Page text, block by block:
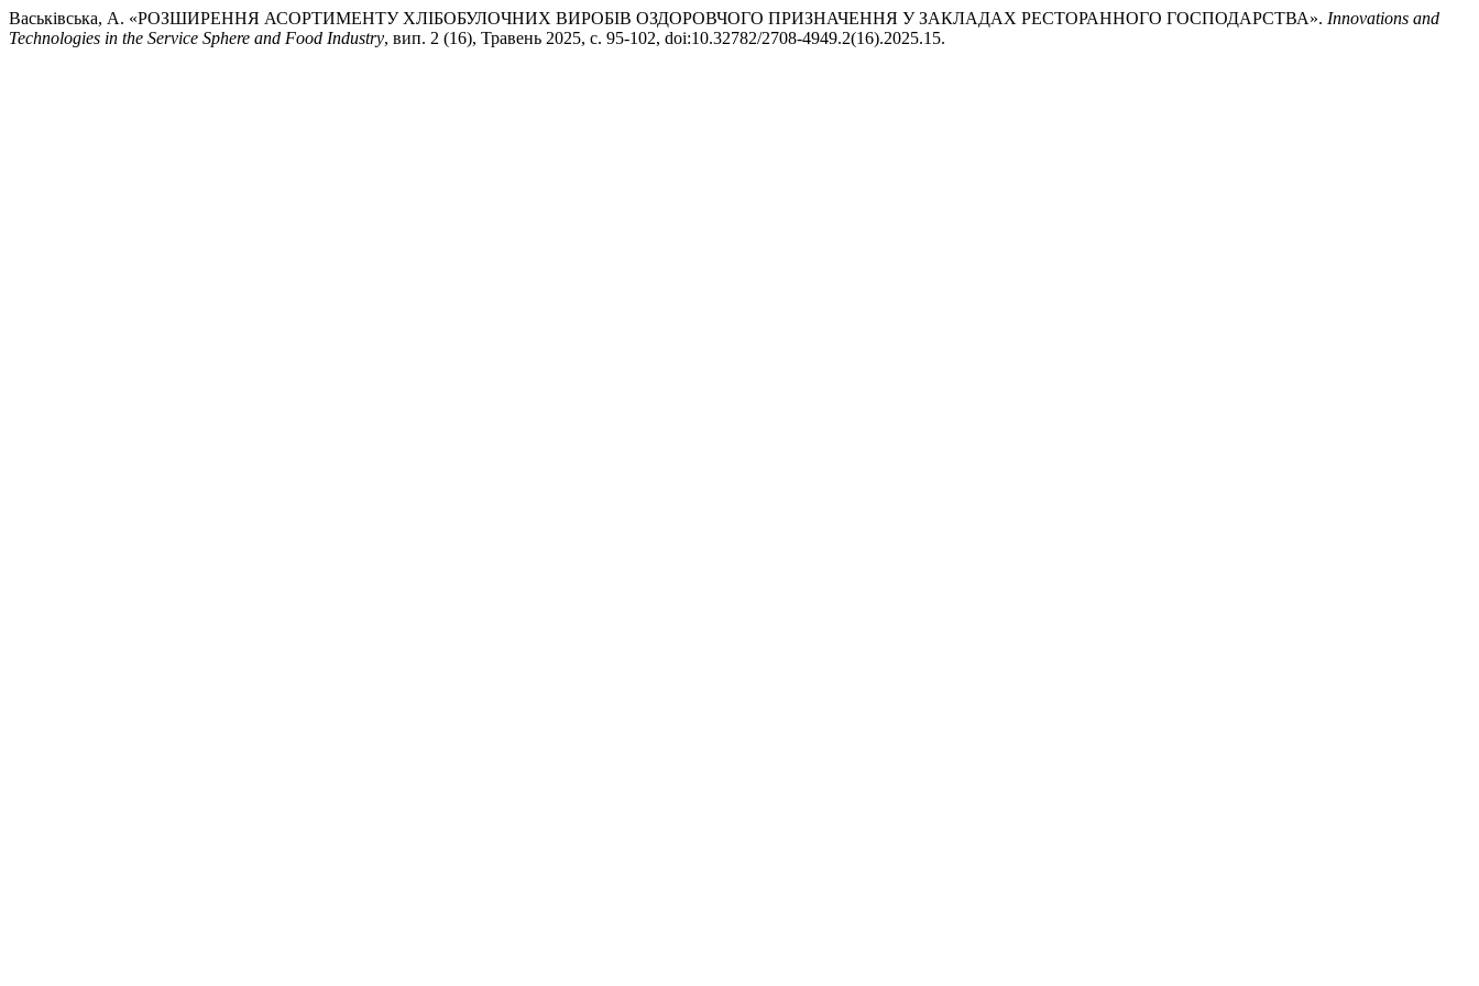
Васьківська, А. «РОЗШИРЕННЯ АСОРТИМЕНТУ ХЛІБОБУЛОЧНИХ ВИРОБІВ ОЗДОРОВЧОГО ПРИЗНАЧЕННЯ У ЗАКЛАДАХ РЕСТОРАННОГО ГОСПОДАРСТВА». Innovations and
Technologies in the Service Sphere and Food Industry, вип. 2 (16), Травень 2025, с. 95-102, doi:10.32782/2708-4949.2(16).2025.15.